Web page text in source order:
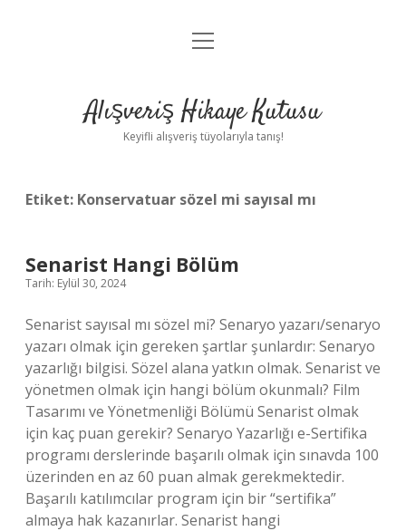
Anasayfa
Yasal Uyarı
menüyü
Alışveriş Hikaye Kutusu
Keyifli alışveriş tüyolarıyla tanış!
Etiket: Konservatuar sözel mi sayısal mı
Senarist Hangi Bölüm
Tarih: Eylül 30, 2024
Senarist sayısal mı sözel mi? Senaryo yazarı/senaryo
yazarı olmak için gereken şartlar şunlardır: Senaryo
yazarlığı bilgisi. Sözel alana yatkın olmak. Senarist ve
yönetmen olmak için hangi bölüm okunmalı? Film
Tasarımı ve Yönetmenliği Bölümü Senarist olmak
için kaç puan gerekir? Senaryo Yazarlığı e-Sertifika
programı derslerinde başarılı olmak için sınavda 100
üzerinden en az 60 puan almak gerekmektedir.
Başarılı katılımcılar program için bir “sertifika”
almaya hak kazanırlar. Senarist hangi